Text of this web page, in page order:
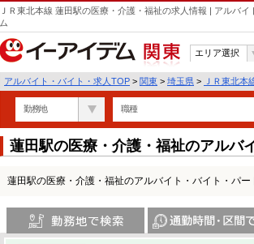
ＪＲ東北本線 蓮田駅の医療・介護・福祉の求人情報 | アルバ
ム
関東
エリア選択
アルバイト・バイト・求人TOP > 関東 > 埼玉県 > ＪＲ東北本
勤務地 職種
蓮田駅の医療・介護・福祉のアルバ
蓮田駅の医療・介護・福祉のアルバイト・バイト・パ